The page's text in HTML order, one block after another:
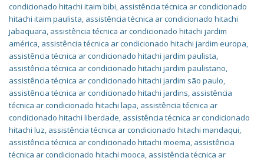
condicionado hitachi itaim bibi, assistência técnica ar condicionado
hitachi itaim paulista, assistência técnica ar condicionado hitachi
jabaquara, assistência técnica ar condicionado hitachi jardim
américa, assistência técnica ar condicionado hitachi jardim europa,
assistência técnica ar condicionado hitachi jardim paulista,
assistência técnica ar condicionado hitachi jardim paulistano,
assistência técnica ar condicionado hitachi jardim são paulo,
assistência técnica ar condicionado hitachi jardins, assistência
técnica ar condicionado hitachi lapa, assistência técnica ar
condicionado hitachi liberdade, assistência técnica ar condicionado
hitachi luz, assistência técnica ar condicionado hitachi mandaqui,
assistência técnica ar condicionado hitachi moema, assistência
técnica ar condicionado hitachi mooca, assistência técnica ar